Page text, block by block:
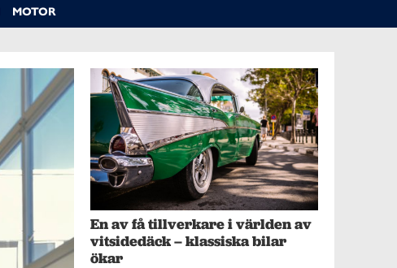
MOTOR
En av få tillverkare i världen av
vitsidedäck – klassiska bilar
ökar